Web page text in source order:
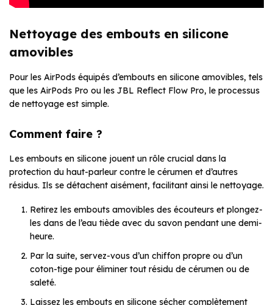
Nettoyage des embouts en silicone
amovibles
Pour les AirPods équipés d’embouts en silicone amovibles, tels
que les AirPods Pro ou les JBL Reflect Flow Pro, le processus
de nettoyage est simple.
Comment faire ?
Les embouts en silicone jouent un rôle crucial dans la
protection du haut-parleur contre le cérumen et d’autres
résidus. Ils se détachent aisément, facilitant ainsi le nettoyage.
Retirez les embouts amovibles des écouteurs et plongez-
les dans de l’eau tiède avec du savon pendant une demi-
heure.
Par la suite, servez-vous d’un chiffon propre ou d’un
coton-tige pour éliminer tout résidu de cérumen ou de
saleté.
Laissez les embouts en silicone sécher complètement